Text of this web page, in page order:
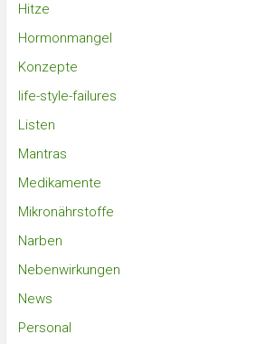
Hitze
Hormonmangel
Konzepte
life-style-failures
Listen
Mantras
Medikamente
Mikronährstoffe
Narben
Nebenwirkungen
News
Personal